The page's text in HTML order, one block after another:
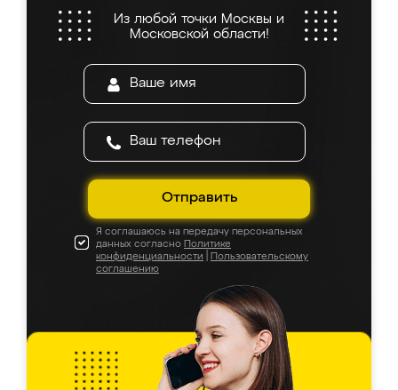
Из любой точки Москвы и
Московской области!
Отправить
Я соглашаюсь на передачу персональных
данных согласно Политике
конфиденциальности
Пользовательскому
соглашению